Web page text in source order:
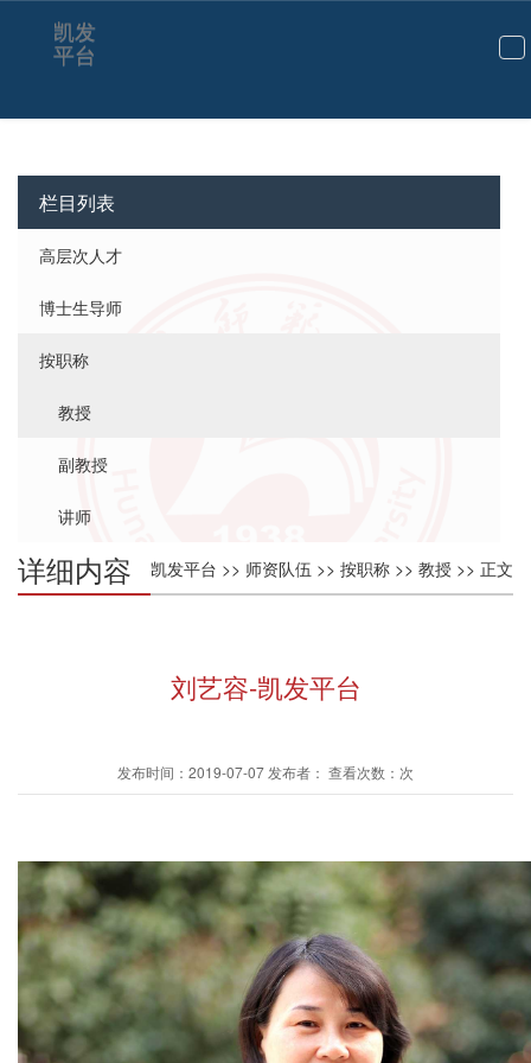
切
航
凯发
平台
栏目列表
高层次人才
博士生导师
按职称
教授
副教授
讲师
凯发平台 >> 师资队伍 >> 按职称 >> 教授 >> 正文
详细内容
刘艺容-凯发平台
发布时间：2019-07-07 发布者： 查看次数：次